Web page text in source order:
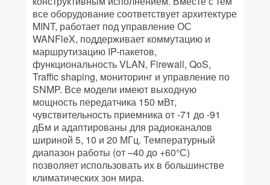
все оборудование соответствует архитектуре
MINT, работает под управление ОС
WANFleX, поддерживает коммутацию и
маршрутизацию IP-пакетов,
функциональность VLAN, Firewall, QoS,
Traffic shaping, мониторинг и управление по
SNMP. Все модели имеют выходную
мощность передатчика 150 мВт,
чувствительность приемника от -71 до -91
дБм и адаптированы для радиоканалов
шириной 5, 10 и 20 МГц. Температурный
диапазон работы (от –40 до +60°С)
позволяет использовать их в большинстве
климатических зон мира.